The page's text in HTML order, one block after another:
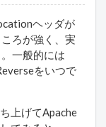
ヘッダが
ろが強く、実
一般的には
をいつで
上げてApache